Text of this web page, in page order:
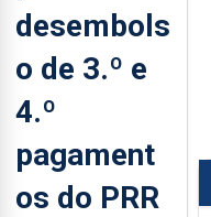
desembols
o de 3.º e
4.º
pagament
os do PRR